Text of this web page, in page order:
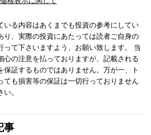
いる内容はあくまでも投資の参考にしてい
り、実際の投資にあたっては読者ご自身の
って下さいますよう、お願い致します。 当
心の注意を払っておりますが、記載される
保証するものではありません。万が一、ト
ても損害等の保証は一切行っておりません
。
事